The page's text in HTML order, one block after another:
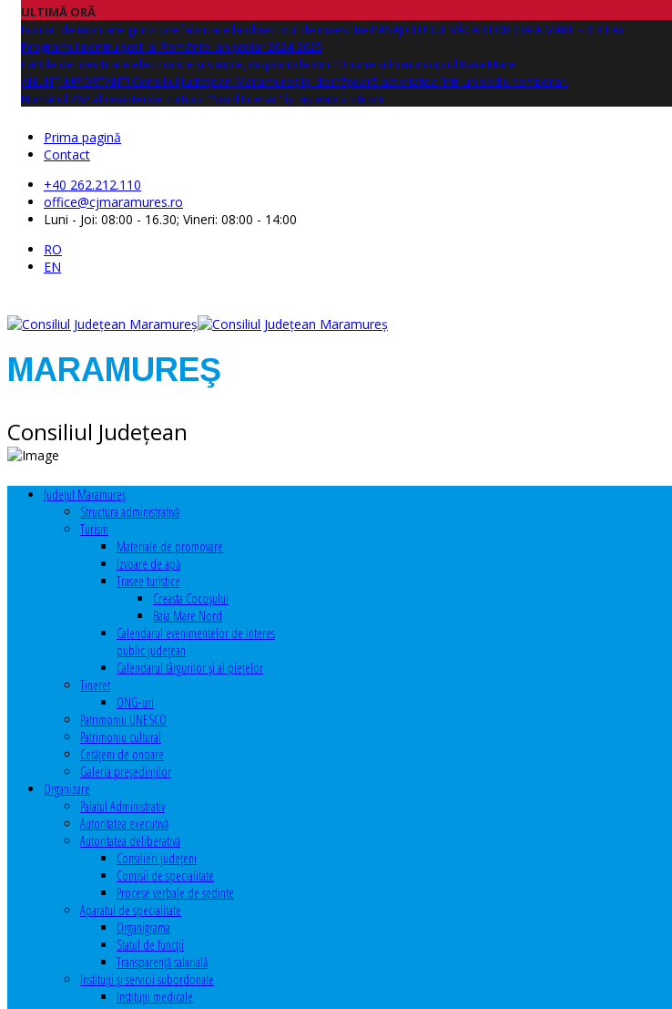
ULTIMĂ ORĂ
Lucrări de montare grinzi prefabricate la obiectivul de investitie PASAJ CLUBUL VĂCARILOR (BAIA MARE - RECEA)
Programul pentru școli al României an școlar 2024-2025
Cărțile de identitate electronice și simple, disponibile din 10 iunie și în municipiul Baia Mare
ANUNŢ IMPORTANT! Consiliul Județean Maramureș își desfășoară activitatea într-un sediu temporar.
Numărul 262 al revistei de cultură "Nord Literar" își așteaptă cititorii
Prima pagină
Contact
+40 262.212.110
office@cjmaramures.ro
Luni - Joi: 08:00 - 16.30; Vineri: 08:00 - 14:00
RO
EN
MARAMUREŞ
Consiliul Judeţean
Judeţul Maramureş
Structura administrativă
Turism
Materiale de promovare
Izvoare de apă
Trasee turistice
Creasta Cocoșului
Baia Mare Nord
Calendarul evenimentelor de interes
public judeţean
Calendarul târgurilor şi al pieţelor
Tineret
ONG-uri
Patrimoniu UNESCO
Patrimoniu cultural
Cetăţeni de onoare
Galeria președinților
Organizare
Palatul Administrativ
Autoritatea executivă
Autoritatea deliberativă
Consilieri judeţeni
Comisii de specialitate
Procese verbale de sedinte
Aparatul de specialitate
Organigrama
Statul de funcții
Transparență salarială
Instituţii şi servicii subordonate
Instituţii medicale